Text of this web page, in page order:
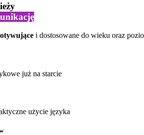
i dostosowane do wieku oraz
już na starcie
użycie języka